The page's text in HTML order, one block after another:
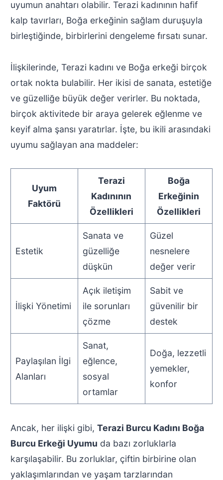
uyumun anahtarı olabilir. Terazi kadınının hafif
kalp tavırları, Boğa erkeğinin sağlam duruşuyla
birleştiğinde, birbirlerini dengeleme fırsatı sunar.
İlişkilerinde, Terazi kadını ve Boğa erkeği birçok
ortak nokta bulabilir. Her ikisi de sanata, estetiğe
ve güzelliğe büyük değer verirler. Bu noktada,
birçok aktivitede bir araya gelerek eğlenme ve
keyif alma şansı yaratırlar. İşte, bu ikili arasındaki
uyumu sağlayan ana maddeler:
Uyum
Faktörü
Terazi
Kadınının
Özellikleri
Boğa
Erkeğinin
Özellikleri
Estetik
Sanata ve
güzelliğe
düşkün
Güzel
nesnelere
değer verir
İlişki Yönetimi
Açık iletişim
ile sorunları
çözme
Sabit ve
güvenilir bir
destek
Paylaşılan İlgi
Alanları
Sanat,
eğlence,
sosyal
ortamlar
Doğa, lezzetli
yemekler,
konfor
Ancak, her ilişki gibi, Terazi Burcu Kadını Boğa
Burcu Erkeği Uyumu da bazı zorluklarla
karşılaşabilir. Bu zorluklar, çiftin birbirine olan
yaklaşımlarından ve yaşam tarzlarından